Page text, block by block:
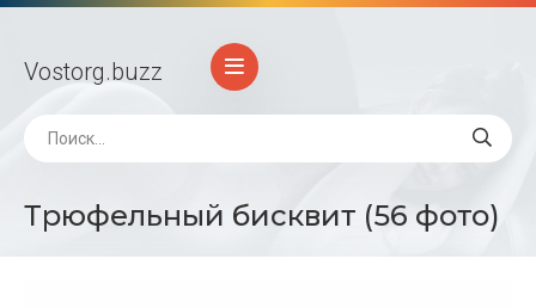
Vostorg.buzz
Трюфельный бисквит (56 фото)